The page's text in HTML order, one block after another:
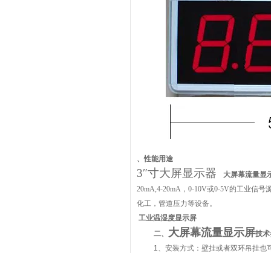
、性能用途
3″寸大屏显示器
大屏幕流量显
20mA,4-20mA ， 0-10V或0-5V的工业信号
化工，管道压力等设备。
工业温湿度显示屏
二、 大屏幕流量显示屏技
1、安装方式 ： 壁挂或者双环吊挂也